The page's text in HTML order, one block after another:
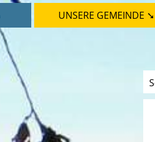
UNSERE GEMEINDE ➘